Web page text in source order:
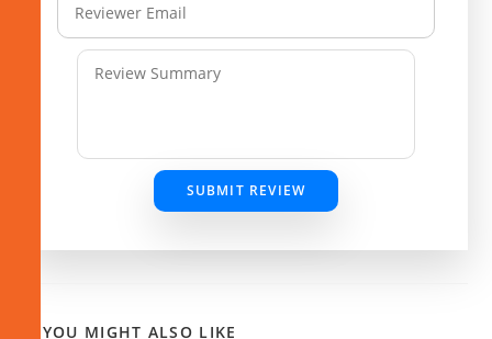
SUBMIT REVIEW
YOU MIGHT ALSO LIKE